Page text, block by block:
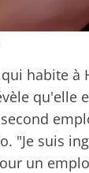
habite à
qu'elle
"Je suis
un